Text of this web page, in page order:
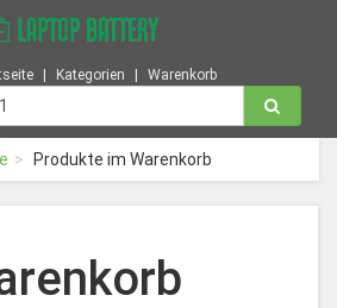
Kategorien Warenkorb
Produkte im Warenkorb